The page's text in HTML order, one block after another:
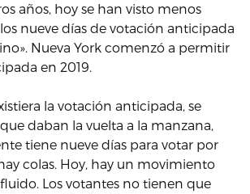
años, hoy se han visto menos
nueve días de votación anticipada
Nueva York comenzó a permitir
en 2019.
la votación anticipada, se
daban la vuelta a la manzana,
tiene nueve días para votar por
colas. Hoy, hay un movimiento
Los votantes no tienen que